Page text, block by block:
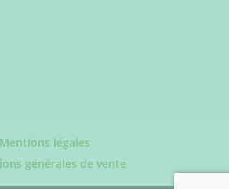
Mentions légales
générales de vente